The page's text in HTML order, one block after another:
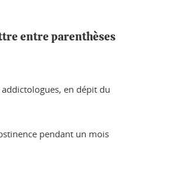
entre parenthèses
en dépit du
pendant un mois